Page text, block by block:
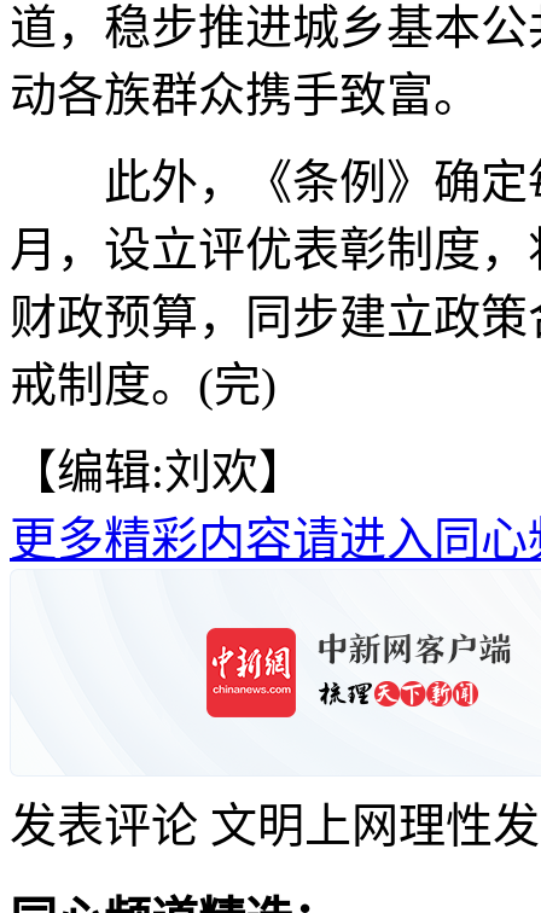
道，稳步推进城乡基本
动各族群众携手致富。
此外，《条例》确定
月，设立评优表彰制度
财政预算，同步建立政
戒制度。(完)
【编辑:刘欢】
更多精彩内容请进入同心
发表评论 文明上网理性